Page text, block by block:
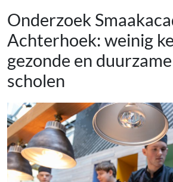
Onderzoek
Achterhoek: weinig
gezonde en
scholen